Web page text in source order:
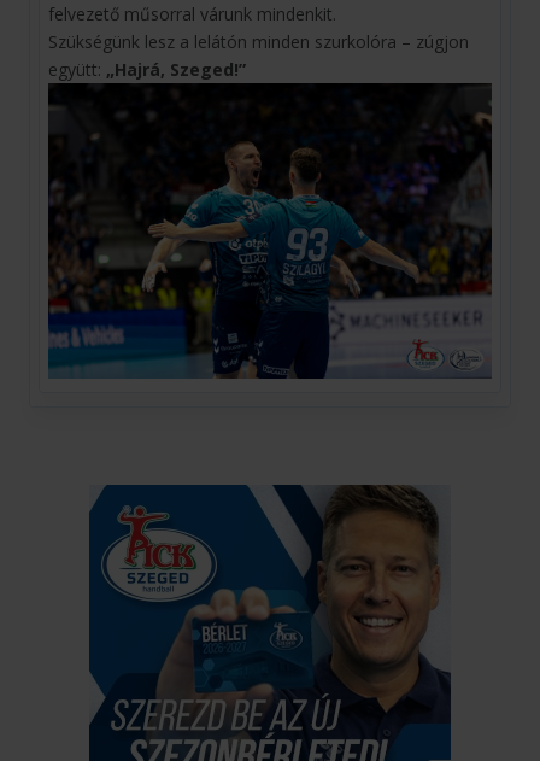
felvezető műsorral várunk mindenkit.
Szükségünk lesz a lelátón minden szurkolóra – zúgjon
együtt: „Hajrá, Szeged!”